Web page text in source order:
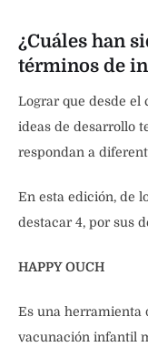
¿Cuáles han
términos de
Lograr que desde el
ideas de desarrollo
respondan a
En esta edición, de
destacar 4, por sus
HAPPY OUCH
Es una herramienta
vacunación infantil